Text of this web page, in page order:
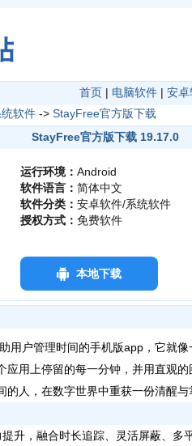
首页 | 电脑软件 | 安卓
统软件 -> StayFree官方版下载
StayFree官方版下载 19.17.0
运行环境： Android
软件语言： 简体中文
软件分类： 安卓软件/系统软件
授权方式： 免费软件
本地下载
用户管理时间的手机版app，它就
应用上停留的每一分钟，并用直观
人，在数字世界中重获一份清醒与
，融合时长追踪、灵活屏蔽、多